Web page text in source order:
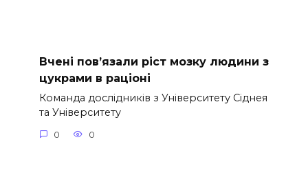
Вчені пов’язали ріст мозку людини з
цукрами в раціоні
Команда дослідників з Університету Сіднея
та Університету
0 0